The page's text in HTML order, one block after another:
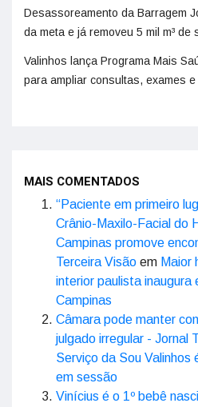
Desassoreamento da Barragem
da meta e já removeu 5 mil m³ de
Valinhos lança Programa Mais
para ampliar consultas, exames
MAIS COMENTADOS
“Paciente em primeiro
Crânio-Maxilo-Facial do
Campinas promove
Terceira Visão em Maior
interior paulista inaugura
Campinas
Câmara pode manter
julgado irregular - Jornal
Serviço da Sou Valinhos
em sessão
Vinícius é o 1º bebê